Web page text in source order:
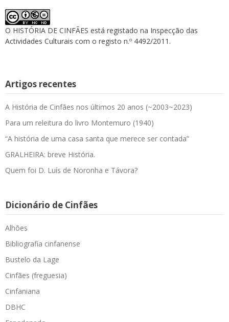
O HISTÓRIA DE CINFÃES está registado na Inspecção das
Actividades Culturais com o registo n.º 4492/2011.
Artigos recentes
A História de Cinfães nos últimos 20 anos (~2003~2023)
Para um releitura do livro Montemuro (1940)
“A história de uma casa santa que merece ser contada”
GRALHEIRA: breve História.
Quem foi D. Luís de Noronha e Távora?
Dicionário de Cinfães
Alhões
Bibliografia cinfanense
Bustelo da Lage
Cinfães (freguesia)
Cinfaniana
DBHC